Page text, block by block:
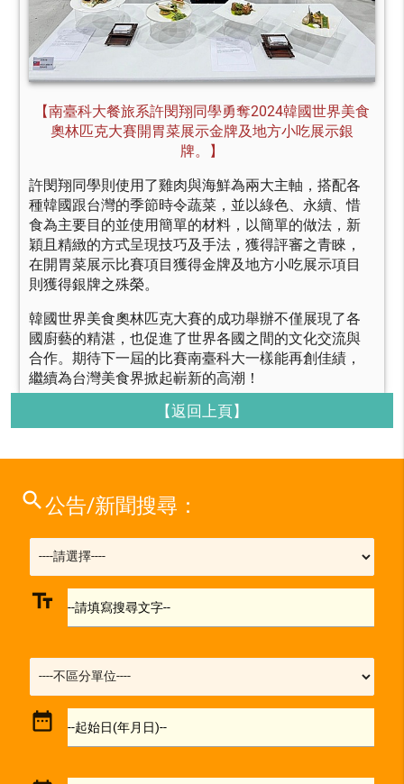
【南臺科大餐旅系許閔翔同學勇奪2024韓國世界美食
奧林匹克大賽開胃菜展示金牌及地方小吃展示銀
牌。】
許閔翔同學則使用了雞肉與海鮮為兩大主軸，搭配各
種韓國跟台灣的季節時令蔬菜，並以綠色、永續、惜
食為主要目的並使用簡單的材料，以簡單的做法，新
穎且精緻的方式呈現技巧及手法，獲得評審之青睞，
在開胃菜展示比賽項目獲得金牌及地方小吃展示項目
則獲得銀牌之殊榮。
韓國世界美食奧林匹克大賽的成功舉辦不僅展現了各
國廚藝的精湛，也促進了世界各國之間的文化交流與
合作。期待下一屆的比賽南臺科大一樣能再創佳績，
繼續為台灣美食界掀起嶄新的高潮！
【返回上頁】
search公告/新聞搜尋：
text_fields --請填寫搜尋文字--
date_range --起始日(年月日)--